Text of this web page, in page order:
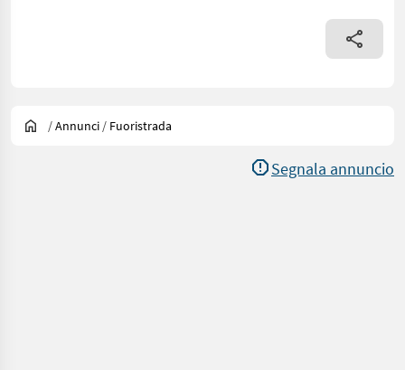
/Annunci / Fuoristrada
Segnala annuncio